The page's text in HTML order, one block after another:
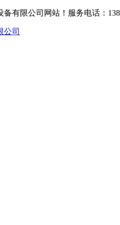
有限公司网站！ 服务电话：